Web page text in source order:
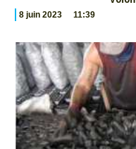
8 juin 2023 11:39